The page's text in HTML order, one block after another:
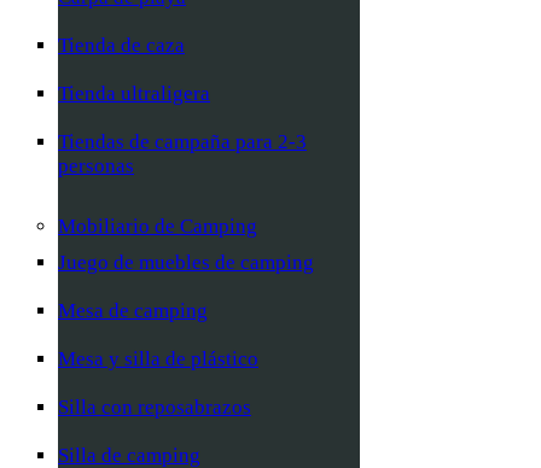
Tienda de caza
Tienda ultraligera
Tiendas de campaña para 2-3
personas
Mobiliario de Camping
Juego de muebles de camping
Mesa de camping
Mesa y silla de plástico
Silla con reposabrazos
Silla de camping